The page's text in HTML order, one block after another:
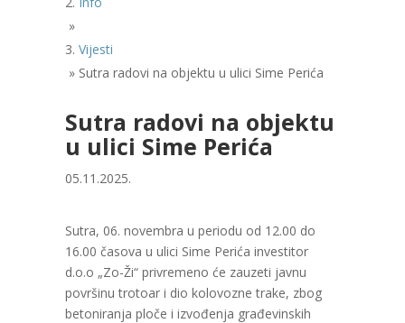
»
Vijesti
» Sutra radovi na objektu u ulici Sime Perića
Sutra radovi na objektu
u ulici Sime Perića
05.11.2025.
Sutra, 06. novembra u periodu od 12.00 do
16.00 časova u ulici Sime Perića investitor
d.o.o „Zo-Ži“ privremeno će zauzeti javnu
površinu trotoar i dio kolovozne trake, zbog
betoniranja ploče i izvođenja građevinskih